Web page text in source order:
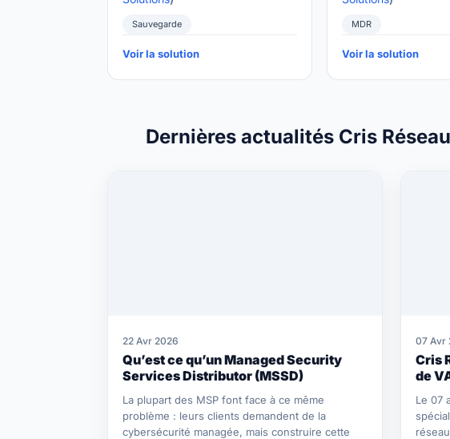
Sauvegarde
Voir la solution
MDR
Voir la solution
Dernières actualités Cris
22 Avr 2026
Qu’est ce qu’un Managed Security
Services Distributor (MSSD)
La plupart des MSP font face à ce même
problème : leurs clients demandent de la
cybersécurité managée, mais construire cette
07 Avr
Cris
de
Le 07